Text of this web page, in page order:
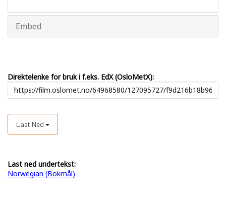
Embed
Direktelenke for bruk i f.eks. EdX (OsloMetX):
Last Ned
Last ned undertekst:
Norwegian (Bokmål)